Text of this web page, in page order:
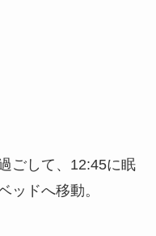
ごして、12:45に眠
ッドへ移動。